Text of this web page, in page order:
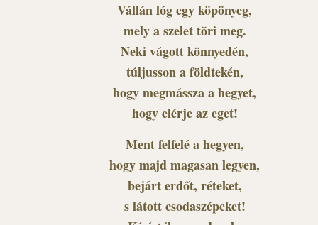
Vállán lóg egy köpönyeg,
mely a szelet töri meg.
Neki vágott könnyedén,
túljusson a földtekén,
hogy megmássza a hegyet,
hogy elérje az eget!
Ment felfelé a hegyen,
hogy majd magasan legyen,
bejárt erdőt, réteket,
s látott csodaszépeket!